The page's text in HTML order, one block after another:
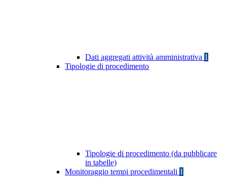
Dati aggregati attività amministrativa 1
Tipologie di procedimento
Tipologie di procedimento (da pubblicare
in tabelle)
Monitoraggio tempi procedimentali 1